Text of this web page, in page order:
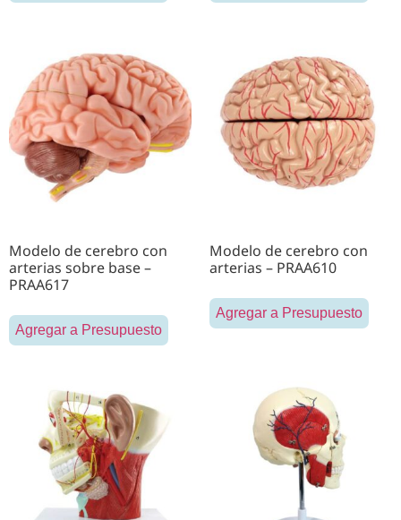
Modelo de cerebro con
arterias sobre base –
PRAA617
Agregar a Presupuesto
Modelo de cerebro con
arterias – PRAA610
Agregar a Presupuesto